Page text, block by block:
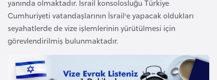
yanında olmaktadır. İsrail konsolosluğu Türkiye
Cumhuriyeti vatandaşlarının İsrail'e yapacak oldukları
seyahatlerde de vize işlemlerinin yürütülmesi için
görevlendirilmiş bulunmaktadır.
B
e
n
i